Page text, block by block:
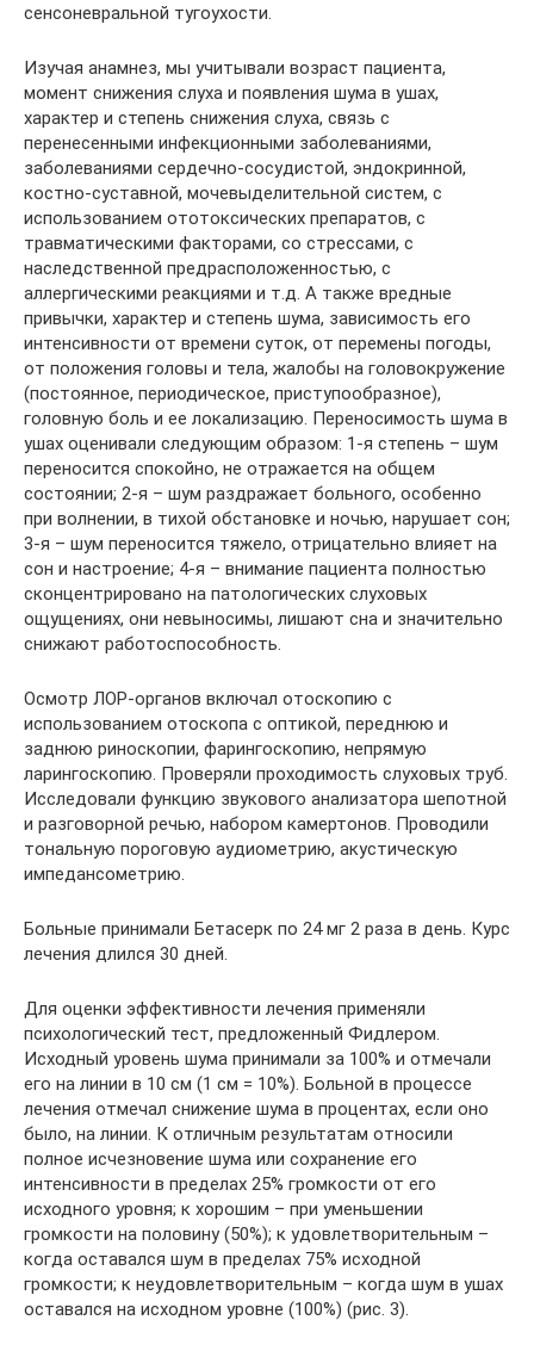
сенсоневральной тугоухости.
Изучая анамнез, мы учитывали возраст пациента,
момент снижения слуха и появления шума в ушах,
характер и степень снижения слуха, связь с
перенесенными инфекционными заболеваниями,
заболеваниями сердечно-сосудистой, эндокринной,
костно-суставной, мочевыделительной систем, с
использованием ототоксических препаратов, с
травматическими факторами, со стрессами, с
наследственной предрасположенностью, с
аллергическими реакциями и т.д. А также вредные
привычки, характер и степень шума, зависимость его
интенсивности от времени суток, от перемены погоды,
от положения головы и тела, жалобы на головокружение
(постоянное, периодическое, приступообразное),
головную боль и ее локализацию. Переносимость шума в
ушах оценивали следующим образом: 1‑я степень – шум
переносится спокойно, не отражается на общем
состоянии; 2‑я – шум раздражает больного, особенно
при волнении, в тихой обстановке и ночью, нарушает сон;
3‑я – шум переносится тяжело, отрицательно влияет на
сон и настроение; 4‑я – внимание пациента полностью
сконцентрировано на патологических слуховых
ощущениях, они невыносимы, лишают сна и значительно
снижают работоспособность.
Осмотр ЛОР-органов включал отоскопию с
использованием отоскопа с оптикой, переднюю и
заднюю риноскопии, фарингоскопию, непрямую
ларингоскопию. Проверяли проходимость слуховых труб.
Исследовали функцию звукового анализатора шепотной
и разговорной речью, набором камертонов. Проводили
тональную пороговую аудиометрию, акустическую
импедансометрию.
Больные принимали Бетасерк по 24 мг 2 раза в день. Курс
лечения длился 30 дней.
Для оценки эффективности лечения применяли
психологический тест, предложенный Фидлером.
Исходный уровень шума принимали за 100% и отмечали
его на линии в 10 см (1 см = 10%). Больной в процессе
лечения отмечал снижение шума в процентах, если оно
было, на линии. К отличным результатам относили
полное исчезновение шума или сохранение его
интенсивности в пределах 25% громкости от его
исходного уровня; к хорошим – при уменьшении
громкости на половину (50%); к удовлетворительным –
когда оставался шум в пределах 75% исходной
громкости; к неудовлетворительным – когда шум в ушах
оставался на исходном уровне (100%) (рис. 3).